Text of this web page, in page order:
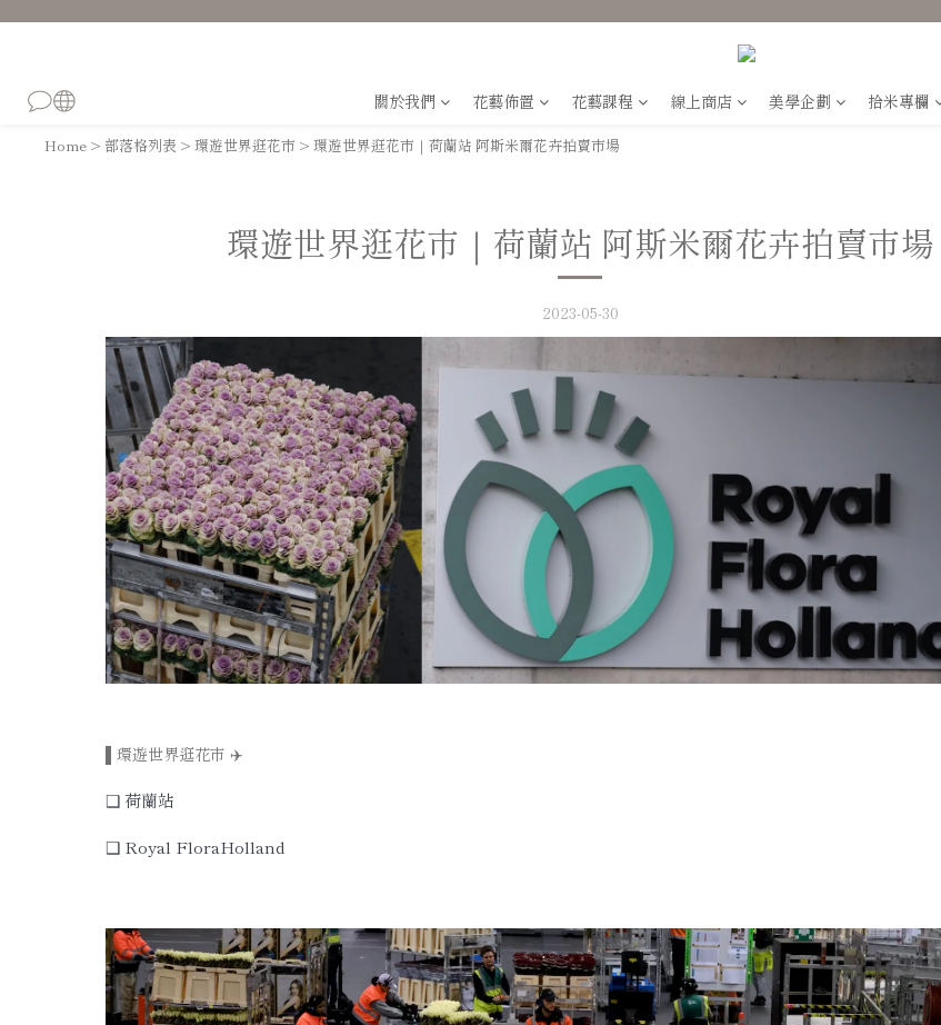
關於我們 花藝佈置 花藝課程 線上商店 美學企劃 拾米專欄
Home > 部落格列表 > 環遊世界逛花市 > 環遊世界逛花市｜荷蘭站 阿斯米爾花卉拍賣市場
環遊世界逛花市｜荷蘭站 阿斯米爾花卉拍賣市場
2023-05-30
▌環遊世界逛花市 ✈️
❑ 荷蘭站
❑ Royal FloraHolland